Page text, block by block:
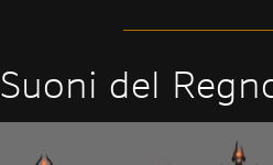
Suoni del